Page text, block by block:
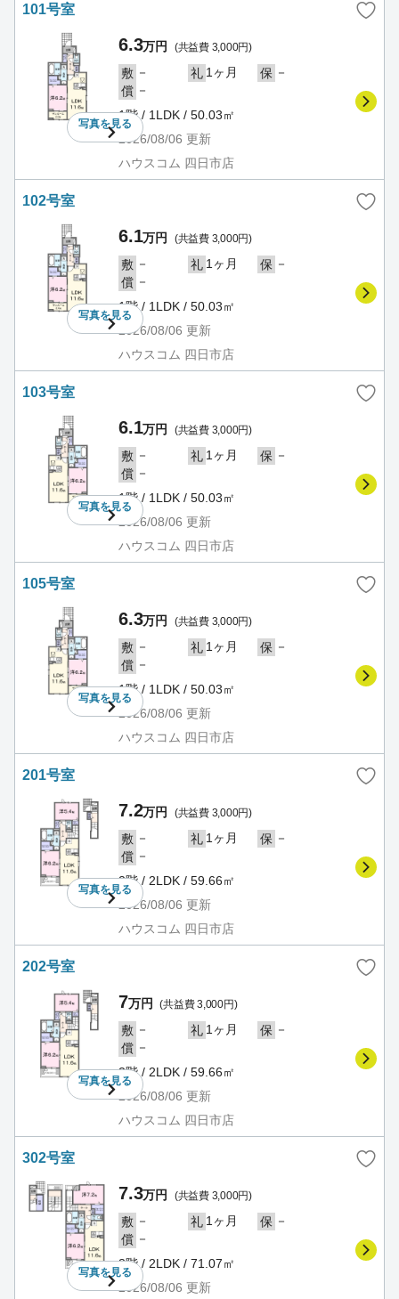
101号室
写真を見る
6.3万円 (共益費 3,000円)
敷 － 礼 1ヶ月 保 －
償 －
1階 / 1LDK / 50.03㎡
2026/08/06 更新
ハウスコム 四日市店
102号室
写真を見る
6.1万円 (共益費 3,000円)
敷 － 礼 1ヶ月 保 －
償 －
1階 / 1LDK / 50.03㎡
2026/08/06 更新
ハウスコム 四日市店
103号室
写真を見る
6.1万円 (共益費 3,000円)
敷 － 礼 1ヶ月 保 －
償 －
1階 / 1LDK / 50.03㎡
2026/08/06 更新
ハウスコム 四日市店
105号室
写真を見る
6.3万円 (共益費 3,000円)
敷 － 礼 1ヶ月 保 －
償 －
1階 / 1LDK / 50.03㎡
2026/08/06 更新
ハウスコム 四日市店
201号室
写真を見る
7.2万円 (共益費 3,000円)
敷 － 礼 1ヶ月 保 －
償 －
2階 / 2LDK / 59.66㎡
2026/08/06 更新
ハウスコム 四日市店
202号室
写真を見る
7万円 (共益費 3,000円)
敷 － 礼 1ヶ月 保 －
償 －
2階 / 2LDK / 59.66㎡
2026/08/06 更新
ハウスコム 四日市店
302号室
写真を見る
7.3万円 (共益費 3,000円)
敷 － 礼 1ヶ月 保 －
償 －
3階 / 2LDK / 71.07㎡
2026/08/06 更新